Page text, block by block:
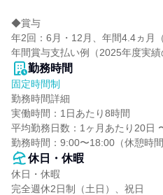
◆賞与
年2回：6月・12月、年間4.4ヵ月
年間賞与支払い例（2025年度実
勤務時間
固定時間制
勤務時間詳細
実働時間：1日あたり8時間
平均勤務日数：1ヶ月あたり20日
勤務時間：9:00〜18:00（休憩時間
休日・休暇
休日・休暇
完全週休2日制（土日）、祝日